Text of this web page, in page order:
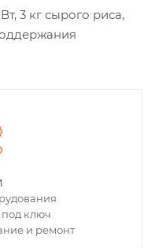
3 кг сырого риса,
ключ
и ремонт